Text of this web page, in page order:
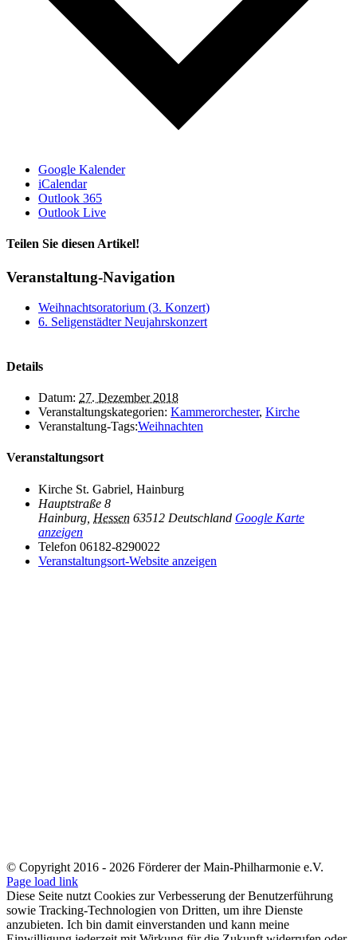
Google Kalender
iCalendar
Outlook 365
Outlook Live
Teilen Sie diesen Artikel!
Facebook
X
LinkedIn
Tumblr
Pinterest
E-
Veranstaltung-Navigation
Weihnachtsoratorium (3. Konzert)
6. Seligenstädter Neujahrskonzert
Details
Datum: 27. Dezember 2018
Veranstaltungskategorien: Kammerorchester, Kirche
Veranstaltung-Tags:Weihnachten
Veranstaltungsort
Kirche St. Gabriel, Hainburg
Hauptstraße 8
Hainburg Hessen 63512 Deutschland Google Karte
anzeigen
Telefon 06182-8290022
Veranstaltungsort-Website anzeigen
© Copyright 2016 - 2026 Förderer der Main-Philharmonie e.V.
Instagram
Facebook
SoundCloud
Page load link
Diese Seite nutzt Cookies zur Verbesserung der Benutzerführung
sowie Tracking-Technologien von Dritten, um ihre Dienste
anzubieten. Ich bin damit einverstanden und kann meine